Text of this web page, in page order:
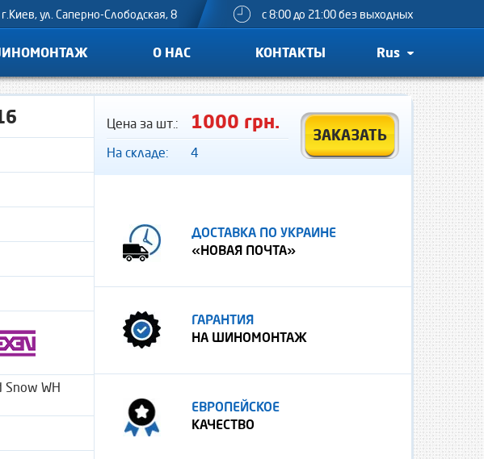
г.Киев, ул. Саперно-Слободская, 8 с 8:00 до 21:00 без выходных
О НАС КОНТАКТЫ Rus
Snow WH
Цена за шт.: 1000 грн.
На складе: 4
ЗАКАЗАТЬ
ДОСТАВКА ПО УКРАИНЕ
«НОВАЯ ПОЧТА»
ГАРАНТИЯ
НА ШИНОМОНТАЖ
ЕВРОПЕЙСКОЕ
КАЧЕСТВО